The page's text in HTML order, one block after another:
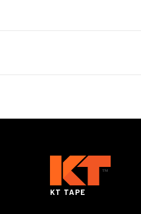
KT TAPE